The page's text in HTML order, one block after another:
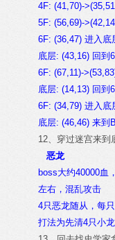
4F: (41,70)-
5F: (56,69)-
6F: (36,47) 进入底
底层: (43,16) 回到
6F: (67,11)-
底层: (14,13) 回到
6F: (34,79) 进入底
底层: (46,46) 来到
12、穿过迷宫来到
恶龙
boss大约40000血
左右，混乱攻击
4只恶龙随从，每
打法为先清4只小